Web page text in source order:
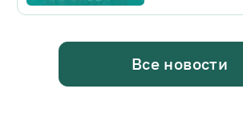
Все новости